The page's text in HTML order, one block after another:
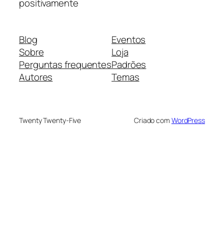
positivamente
Blog
Sobre
Perguntas frequentes
Autores
Eventos
Loja
Padrões
Temas
Twenty Twenty-Five Criado com WordPress